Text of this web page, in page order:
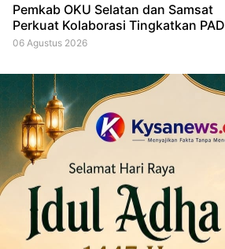
Pemkab OKU Selatan dan Samsat
Perkuat Kolaborasi Tingkatkan PAD
06 Agustus 2026